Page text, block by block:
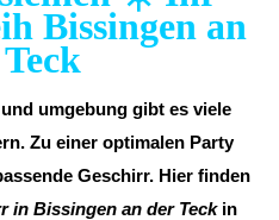
Bissingen an
umgebung gibt es viele
Zu einer optimalen Party
Geschirr. Hier finden
in Bissingen an der Teckin